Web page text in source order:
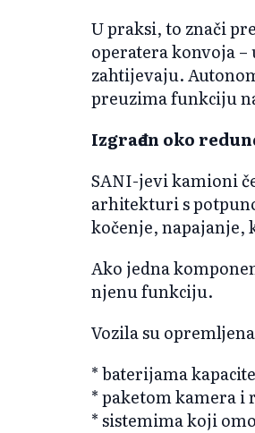
U praksi, to znači
operatera konvoja
zahtijevaju.
preuzima funkciju
Izgrađen oko
SANI-jevi kamioni
arhitekturi s
kočenje, napajanje,
Ako jedna
njenu funkciju.
Vozila su
* baterijama
* paketom kamera
* sistemima koji